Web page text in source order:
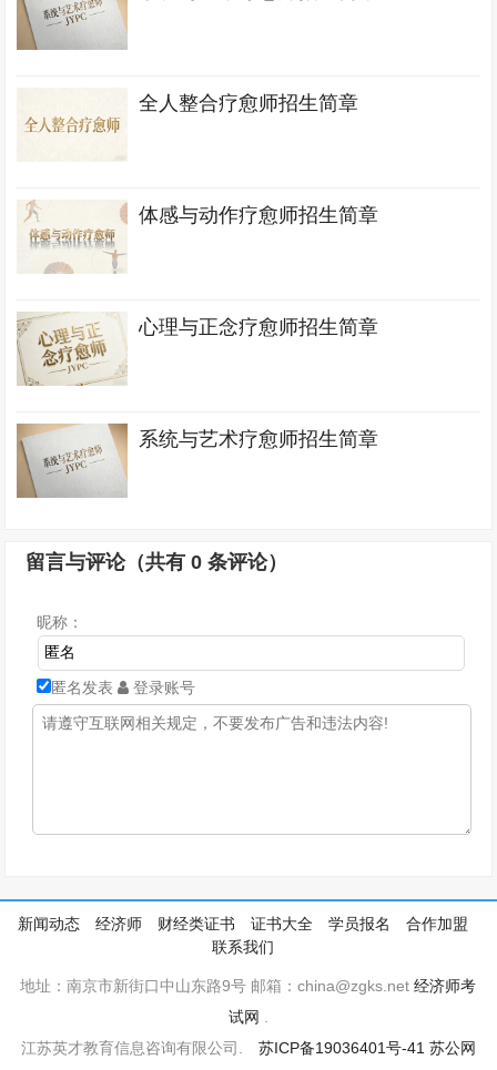
全人整合疗愈师招生简章
体感与动作疗愈师招生简章
心理与正念疗愈师招生简章
系统与艺术疗愈师招生简章
留言与评论（共有0 条评论）
昵称：
匿名发表 登录账号
新闻动态 经济师 财经类证书 证书大全 学员报名
合作加盟
联系我们
地址：南京市新街口中山东路9号 邮箱：china@zgks.net经济师考
试网
江苏英才教育信息咨询有限公司. 苏ICP备19036401号-41 苏公网